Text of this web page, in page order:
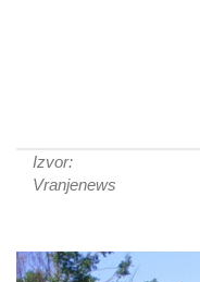
Izvor:
Vranjenews